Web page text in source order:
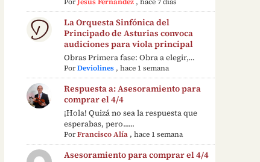
La Orquesta Sinfónica del
Principado de Asturias convoca
audiciones para viola principal
Obras Primera fase: Obra a elegir,…
PorDeviolines ,hace 1 semana
Respuesta a: Asesoramiento para
comprar el 4/4
¡Hola! Quizá no sea la respuesta que
esperabas, pero......
PorFrancisco Alía ,hace 1 semana
Asesoramiento para comprar el 4/4